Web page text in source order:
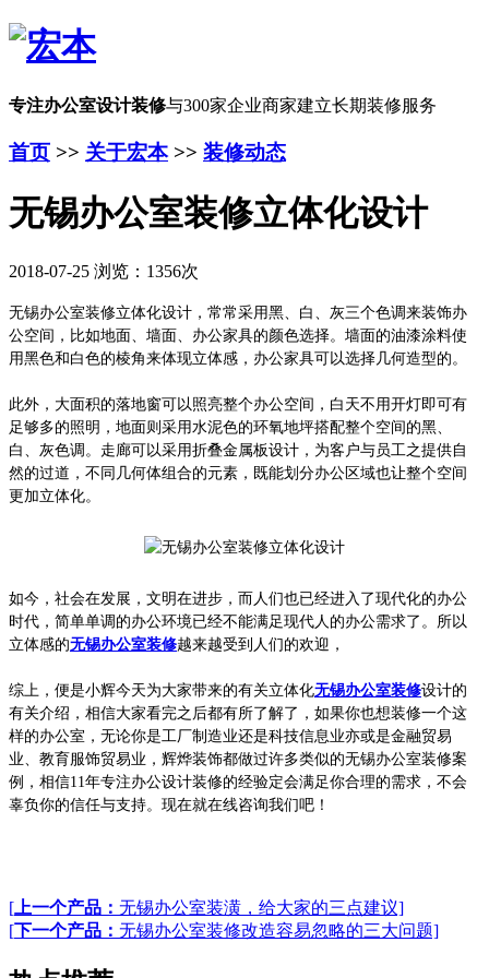
专注办公室设计装修与300家企业商家建立长期装修服务
首页 >> 关于宏本>> 装修动态
无锡办公室装修立体化设计
2018-07-25 浏览：1356次
无锡办公室装修立体化设计， 常常采用黑、白、灰三个色调来装饰办
公空间 ，比如地面、墙面、办公家具的颜色选择。 墙面的油漆涂料使
用黑色和白色的棱角来体现立体感 ，办公家具可以选择几何造型的。
此外，大面积的落地窗可以照亮整个办公空间，白天不用开灯即可有
足够多的照明，地面则采用水泥色的环氧地坪搭配整个空间的黑、
白、灰色调。走廊可以采用折叠金属板设计，为客户与员工之提供自
然的过道，不同几何体组合的元素，既能划分办公区域也让整个空间
更加立体化。
如今，社会在发展，文明在进步，而人们也已经进入了现代化的办公
时代，简单单调的办公环境已经不能满足现代人的办公需求了。 所以
立体感的无锡办公室装修越来越受到人们的欢迎，
综上，便是小辉今天为大家带来的有关立体化无锡办公室装修设计的
有关介绍，相信大家看完之后都有所了解了，如果你也想装修一个这
样的办公室，无论你是工厂制造业还是科技信息业亦或是金融贸易
业、教育服饰贸易业，辉烨装饰都做过许多类似的无锡办公室装修案
例，相信11年专注办公设计装修的经验定会满足你合理的需求，不会
辜负你的信任与支持。现在就在线咨询我们吧！
[上一个产品： 无锡办公室装潢，给大家的三点建议]
[ 下一个产品： 无锡办公室装修改造容易忽略的三大问题]